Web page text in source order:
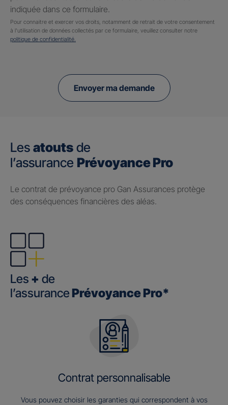
indiquée dans ce formulaire.
Pour connaitre et exercer vos droits, notamment de retrait de votre consentement
à l'utilisation de données collectés par ce formulaire, veuillez consulter notre
politique de confidentialité.
Envoyer ma demande
Les atouts de
l’assurance Prévoyance Pro
Le contrat de prévoyance pro Gan Assurances protège
des conséquences financières des aléas.
Les + de
l’assurance Prévoyance Pro*
Contrat personnalisable
Vous pouvez choisir les garanties qui correspondent à vos